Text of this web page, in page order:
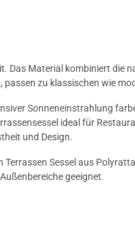
Das Material kombiniert die
zu klassischen wie
Sonneneinstrahlung
ideal für
und Design.
Sessel aus
geeignet.